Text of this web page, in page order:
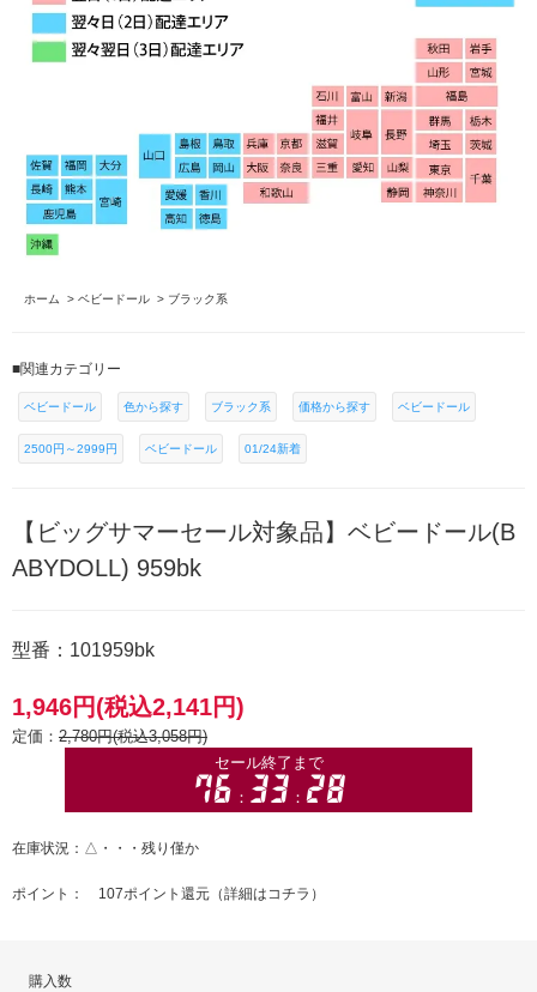
ホーム > ベビードール > ブラック系
■関連カテゴリー
ベビードール 色から探す ブラック系 価格から探す ベビードール
2500円～2999円 ベビードール 01/24新着
【ビッグサマーセール対象品】ベビードール(B
ABYDOLL) 959bk
型番：101959bk
1,946円(税込2,141円)
定価： 2,780円(税込3,058円)
在庫状況：△・・・残り僅か
ポイント： 107ポイント還元（詳細はコチラ ）
購入数